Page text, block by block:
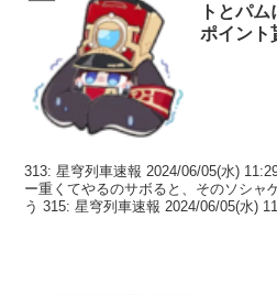
トとパ
ポイント
313: 星穹列車速報 2024/06/05(水)
ー重くてやるのサボると、そのソシャ
う 315: 星穹列車速報 2024/06/05(水)